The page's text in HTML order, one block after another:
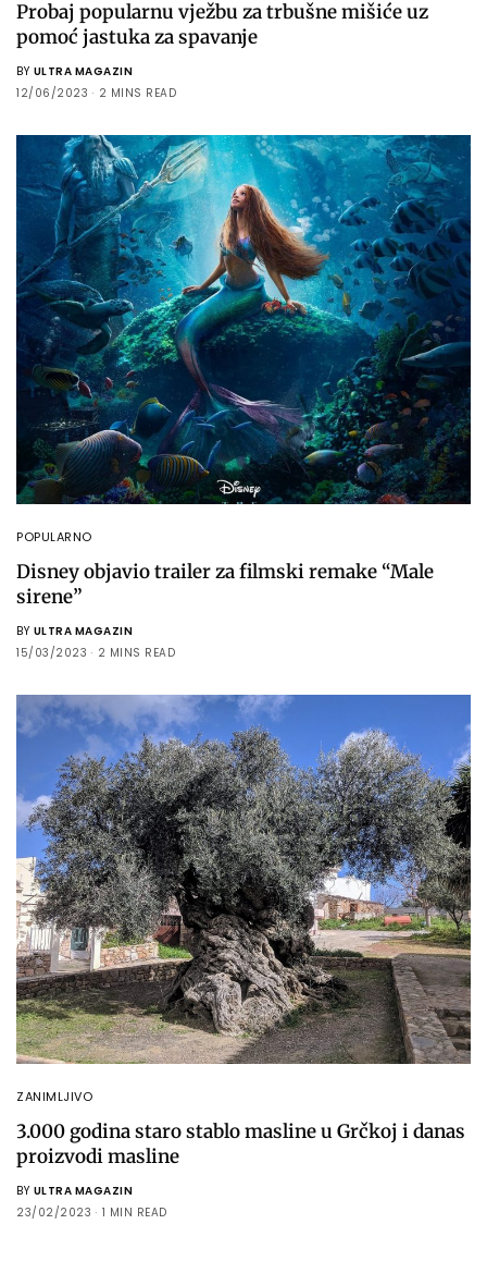
Probaj popularnu vježbu za trbušne mišiće uz
pomoć jastuka za spavanje
BY ULTRA MAGAZIN
12/06/2023
2 MINS READ
POPULARNO
Disney objavio trailer za filmski remake “Male
sirene”
BY ULTRA MAGAZIN
15/03/2023
2 MINS READ
ZANIMLJIVO
3.000 godina staro stablo masline u Grčkoj i danas
proizvodi masline
BY ULTRA MAGAZIN
23/02/2023
1 MIN READ